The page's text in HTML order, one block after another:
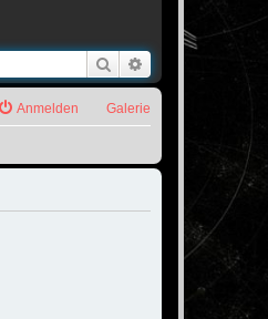
Suche
Galerie
Anmelden